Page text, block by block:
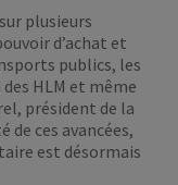
plusieurs
d’achat et
publics, les
HLM et même
président de la
de ces avancées,
est désormais